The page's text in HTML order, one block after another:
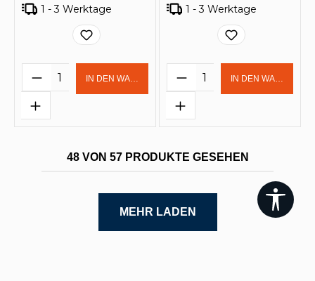
1 - 3 Werktage
Produkt Anzahl: Gib den
IN DEN WARENKORB
1 - 3 Werktage
Produkt Anzahl:
IN DEN
48 VON 57 PRODUKTE GESEHEN
MEHR LADEN